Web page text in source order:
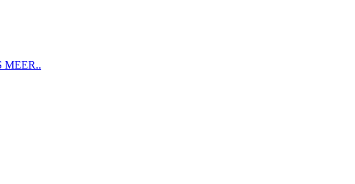
MEER..